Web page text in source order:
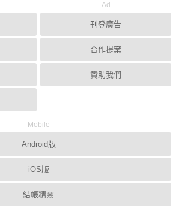
Ad
刊登廣告
合作提案
贊助我們
Mobile
Android版
iOS版
結帳精靈